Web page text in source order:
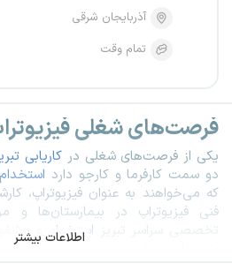
آذربایجان شرقی
تمام وقت
اطلاعات بیشتر
فرصت‌های شغلی
یکی از فرصت‌های شغلی درکاریابی
دو سمت کارفرما و کارجو دارد
که می‌خواهند به عنوان فیزیوتراپ،
فنی فیزیوتراپ در بیمارستان‌ها و
تخصصی سراسر تبریز استخدام و
طریق این صفحه جدیدترین آگهی‌های